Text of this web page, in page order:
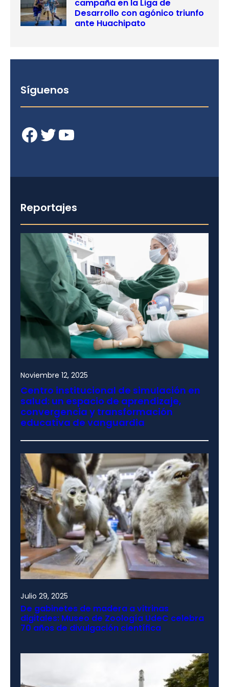
campaña en la Liga de
Desarrollo con agónico triunfo
ante Huachipato
Síguenos
Facebook Twitter YouTube
Reportajes
Noviembre 12, 2025
Centro institucional de simulación en
salud: un espacio de aprendizaje,
convergencia y transformación
educativa de vanguardia
Julio 29, 2025
De gabinetes de madera a vitrinas
digitales: Museo de Zoología UdeC celebra
70 años de divulgación científica